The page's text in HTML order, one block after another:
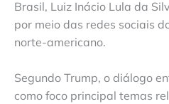
Brasil, Luiz Inácio Lula da
por meio das redes sociais
norte-americano.
Segundo Trump, o diálogo
como foco principal temas